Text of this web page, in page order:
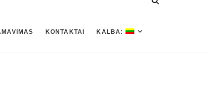
KONTAKTAI KALBA: